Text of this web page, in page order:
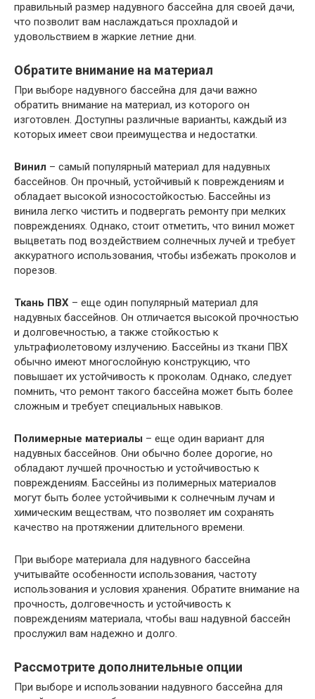
правильный размер надувного бассейна для своей дачи,
что позволит вам наслаждаться прохладой и
удовольствием в жаркие летние дни.
Обратите внимание на материал
При выборе надувного бассейна для дачи важно
обратить внимание на материал, из которого он
изготовлен. Доступны различные варианты, каждый из
которых имеет свои преимущества и недостатки.
Винил – самый популярный материал для надувных
бассейнов. Он прочный, устойчивый к повреждениям и
обладает высокой износостойкостью. Бассейны из
винила легко чистить и подвергать ремонту при мелких
повреждениях. Однако, стоит отметить, что винил может
выцветать под воздействием солнечных лучей и требует
аккуратного использования, чтобы избежать проколов и
порезов.
Ткань ПВХ – еще один популярный материал для
надувных бассейнов. Он отличается высокой прочностью
и долговечностью, а также стойкостью к
ультрафиолетовому излучению. Бассейны из ткани ПВХ
обычно имеют многослойную конструкцию, что
повышает их устойчивость к проколам. Однако, следует
помнить, что ремонт такого бассейна может быть более
сложным и требует специальных навыков.
Полимерные материалы – еще один вариант для
надувных бассейнов. Они обычно более дорогие, но
обладают лучшей прочностью и устойчивостью к
повреждениям. Бассейны из полимерных материалов
могут быть более устойчивыми к солнечным лучам и
химическим веществам, что позволяет им сохранять
качество на протяжении длительного времени.
При выборе материала для надувного бассейна
учитывайте особенности использования, частоту
использования и условия хранения. Обратите внимание на
прочность, долговечность и устойчивость к
повреждениям материала, чтобы ваш надувной бассейн
прослужил вам надежно и долго.
Рассмотрите дополнительные опции
При выборе и использовании надувного бассейна для